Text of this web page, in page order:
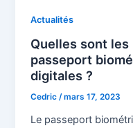
Actualités
Quelles sont les
passeport
digitales ?
Cedric/mars 17, 2023
Le passeport